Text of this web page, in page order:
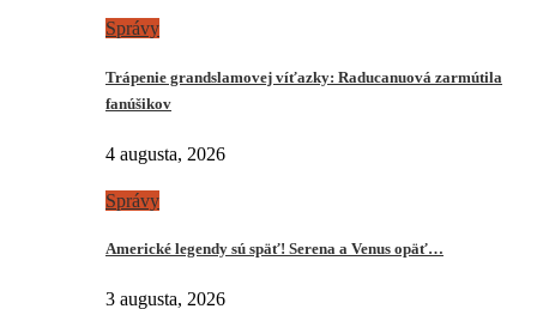
Správy
Trápenie grandslamovej víťazky: Raducanuová zarmútila
fanúšikov
4 augusta, 2026
Správy
Americké legendy sú späť! Serena a Venus opäť…
3 augusta, 2026